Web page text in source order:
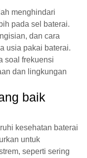
menghindari
pada sel baterai.
dan cara
usia pakai baterai.
soal frekuensi
dan lingkungan
baik
kesehatan baterai
untuk
seperti sering